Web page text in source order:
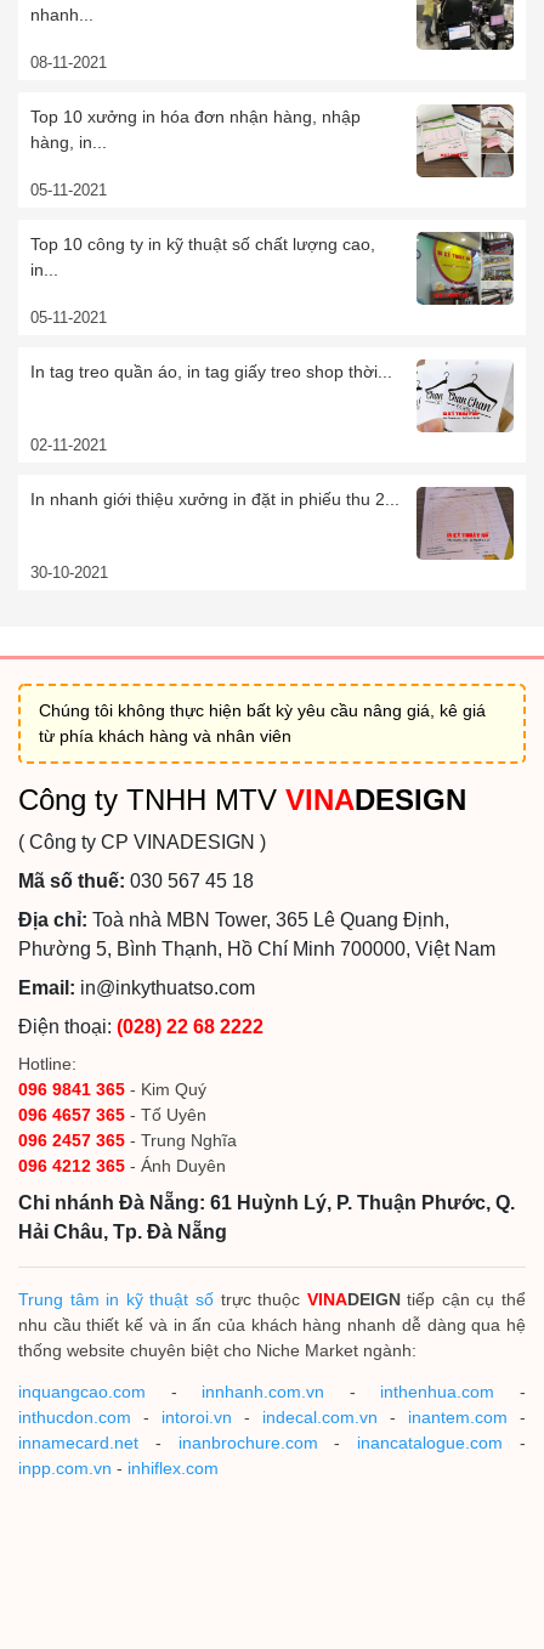
nhanh...
08-11-2021
Top 10 xưởng in hóa đơn nhận hàng, nhập
hàng, in...
05-11-2021
Top 10 công ty in kỹ thuật số chất lượng cao,
in...
05-11-2021
In tag treo quần áo, in tag giấy treo shop thời...
02-11-2021
In nhanh giới thiệu xưởng in đặt in phiếu thu 2...
30-10-2021
Chúng tôi không thực hiện bất kỳ yêu cầu nâng giá, kê giá
từ phía khách hàng và nhân viên
Công ty TNHH MTV VINADESIGN
( Công ty CP VINADESIGN )
Mã số thuế: 030 567 45 18
Địa chỉ: Toà nhà MBN Tower, 365 Lê Quang Định,
Phường 5, Bình Thạnh, Hồ Chí Minh 700000, Việt Nam
Email: in@inkythuatso.com
Điện thoại: (028) 22 68 2222
Hotline:
096 9841 365 - Kim Quý
096 4657 365 - Tố Uyên
096 2457 365 - Trung Nghĩa
096 4212 365 - Ánh Duyên
Chi nhánh Đà Nẵng: 61 Huỳnh Lý, P. Thuận Phước, Q.
Hải Châu, Tp. Đà Nẵng
Trung tâm in kỹ thuật sốtrực thuộc VINADEIGNtiếp cận cụ thể
nhu cầu thiết kế và in ấn của khách hàng nhanh dễ dàng qua hệ
thống website chuyên biệt cho Niche Market ngành:
inquangcao.com - innhanh.com.vn - inthenhua.com -
inthucdon.com - intoroi.vn - indecal.com.vn - inantem.com -
innamecard.net - inanbrochure.com - inancatalogue.com -
inpp.com.vn - inhiflex.com